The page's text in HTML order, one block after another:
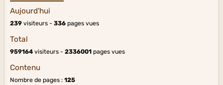
Aujourd'hui
239 visiteurs - 336 pages vues
Total
959164 visiteurs - 2336001 pages vues
Contenu
Nombre de pages : 125